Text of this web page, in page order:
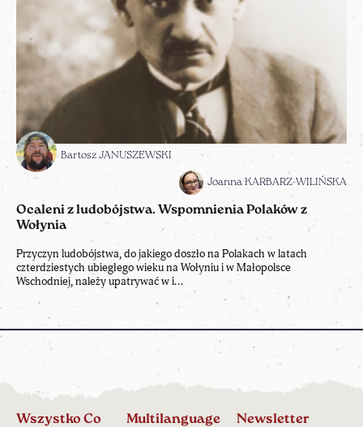
Bartosz JANUSZEWSKI
Joanna KARBARZ-WILIŃSKA
Ocaleni z ludobójstwa. Wspomnienia Polaków z
Wołynia
Przyczyn ludobójstwa, do jakiego doszło na Polakach w latach
czterdziestych ubiegłego wieku na Wołyniu i w Małopolsce
Wschodniej, należy upatrywać w i...
Wszystko Co
Multilanguage Newsletter